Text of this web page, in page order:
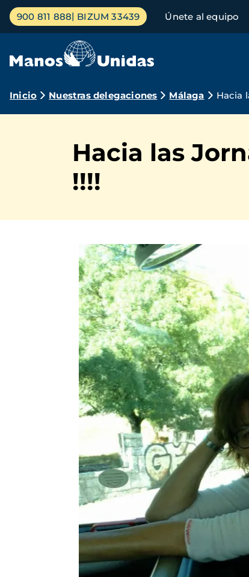
Pasar
contenido
Menú
principal
900 811 888 BIZUM 33439 Únete al equipo
Ruta
navegación
Inicio Nuestras delegaciones Málaga Hacia
Hacia las
!!!!